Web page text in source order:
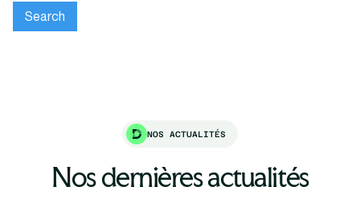
NOS ACTUALITÉS
Nos dernières actualités